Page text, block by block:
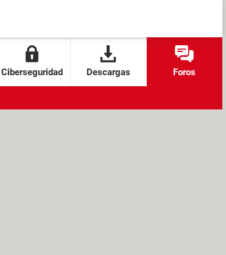
Ciberseguridad Descargas Foros